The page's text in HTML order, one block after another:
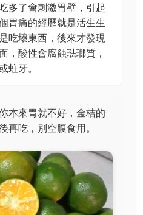
多了會刺激胃壁，引起
胃痛的經歷就是活生生
壞東西，後來才發現
，酸性會腐蝕琺瑯質，
蛀牙。
本來胃就不好，金桔的
再吃，別空腹食用。